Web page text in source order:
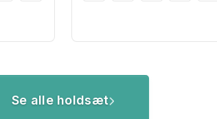
Se alle holdsæt